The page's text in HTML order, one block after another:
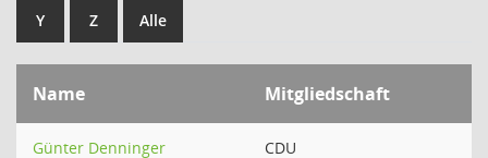
Y Z Alle
Name Mitgliedschaft
Günter Denninger CDU